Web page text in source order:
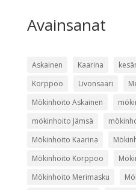
Avainsanat
Askainen Kaarina
Korppoo
Livonsaari
Mökinhoito Askainen
mökinhoito Jämsä
Mökinhoito Kaarina
Mökinhoito Korppoo
Mökinhoito Merimasku